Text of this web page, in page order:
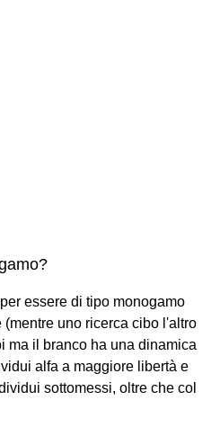
essere di tipo monogamo
uno ricerca cibo l'altro
ma il branco ha una dinamica
alfa a maggiore libertà e
sottomessi, oltre che col